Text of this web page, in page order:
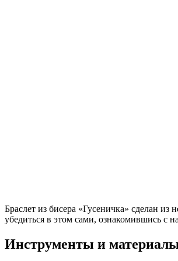
Браслет из бисера «Гусеничка» сделан
убедиться в этом сами, ознакомившись с
Инструменты и